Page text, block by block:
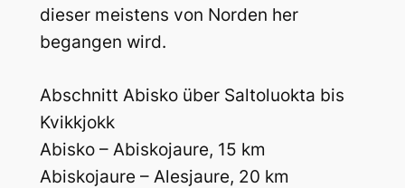
dieser meistens von Norden her
begangen wird.
Abschnitt Abisko über Saltoluokta bis
Kvikkjokk
Abisko – Abiskojaure, 15 km
Abiskojaure – Alesjaure, 20 km